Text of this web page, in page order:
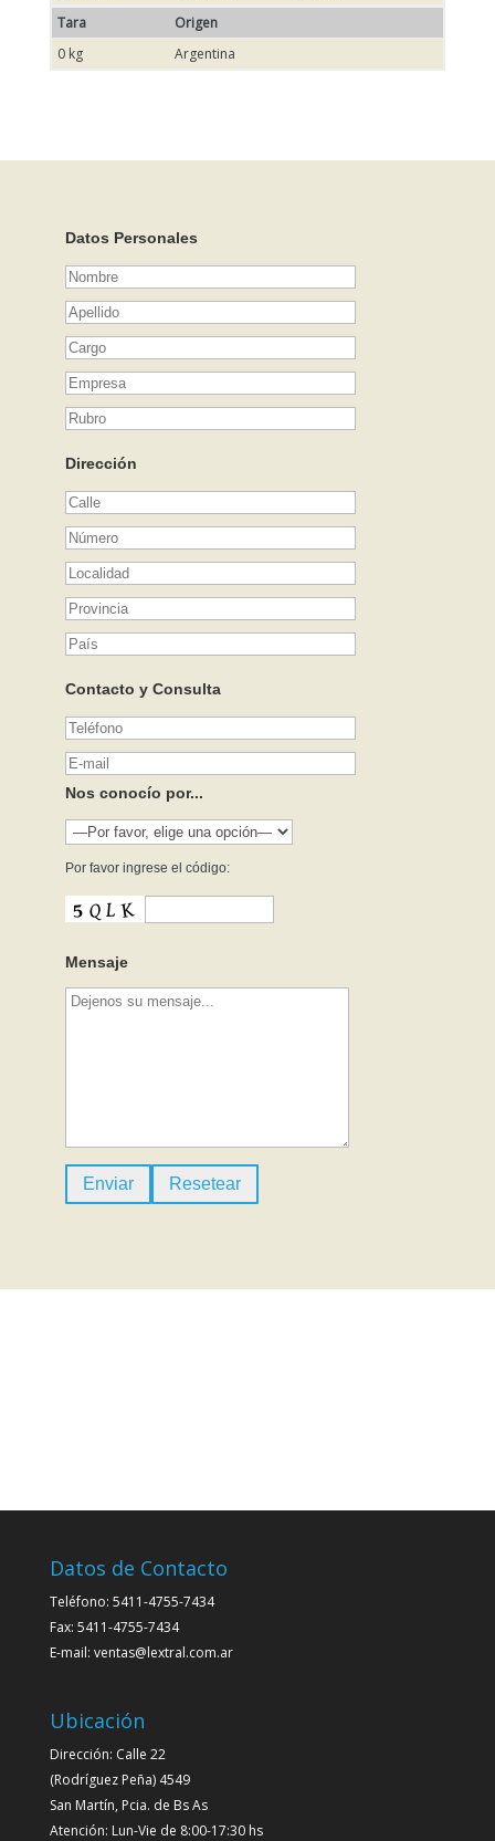
Tara
Origen
0 kg
Argentina
Datos Personales
Dirección
Contacto y Consulta
Nos conocío por...
Por favor ingrese el código:
Mensaje
Datos de Contacto
Teléfono: 5411-4755-7434
Fax: 5411-4755-7434
E-mail: ventas@lextral.com.ar
Ubicación
Dirección: Calle 22
(Rodríguez Peña) 4549
San Martín, Pcia. de Bs As
Atención: Lun-Vie de 8:00-17:30 hs